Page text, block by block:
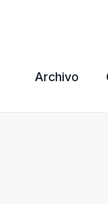
Archivo